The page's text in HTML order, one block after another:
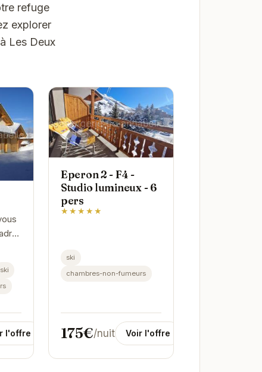
refuge
explorer
Les Deux
ski
l'offre
Eperon 2 - F4 -
Studio lumineux - 6
pers
★★★★★
ski
chambres-non-fumeurs
175€/nuit Voir l'offre